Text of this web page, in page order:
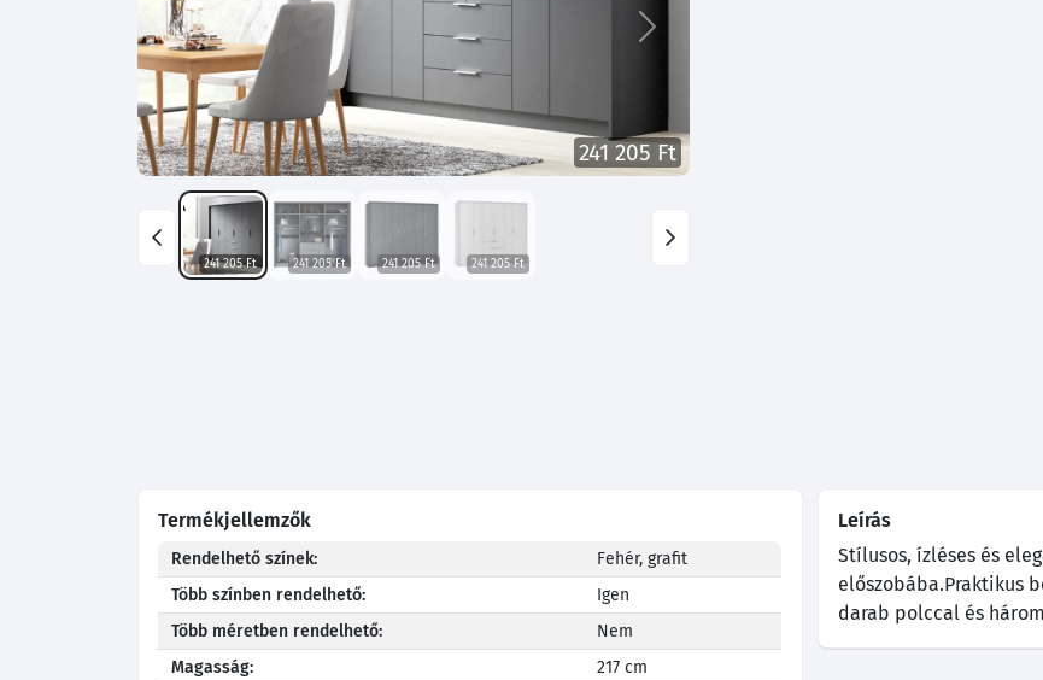
241 205 Ft
Előző Következő
241 205 Ft 241 205 Ft 241 205 Ft 241 205 Ft
Termékjellemzők
Rendelhető színek:
Fehér, grafit
Több színben rendelhető:
Igen
Több méretben rendelhető:
Nem
Magasság:
217 cm
Leírás
Stílusos, ízléses és
előszobába.Praktikus
darab polccal és